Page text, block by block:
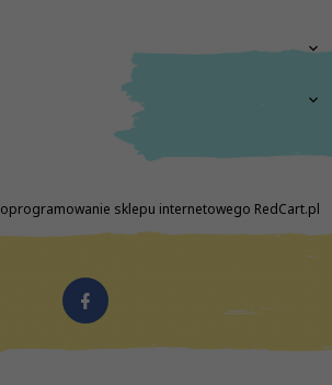
oprogramowanie sklepu internetowego RedCart.pl